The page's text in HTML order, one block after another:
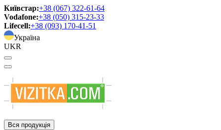
Київстар:+38 (067) 322-61-64
Vodafone:+38 (050) 315-23-33
Lifecell:+38 (093) 170-41-51
Україна
UKR
Вся продукція